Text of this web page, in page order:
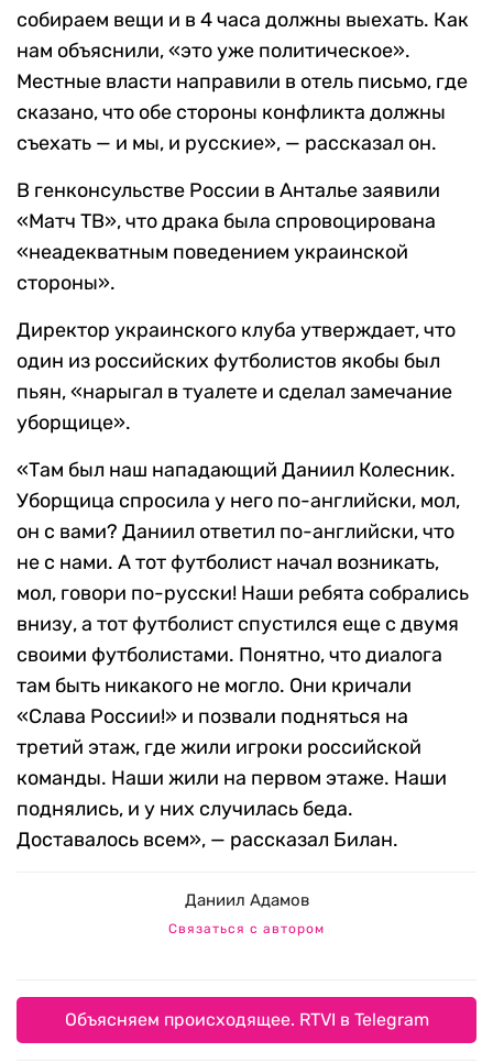
собираем вещи и в 4 часа должны выехать. Как
нам объяснили, «это уже политическое».
Местные власти направили в отель письмо, где
сказано, что обе стороны конфликта должны
съехать — и мы, и русские», — рассказал он.
В генконсульстве России в Анталье заявили
«Матч ТВ», что драка была спровоцирована
«неадекватным поведением украинской
стороны».
Директор украинского клуба утверждает, что
один из российских футболистов якобы был
пьян, «нарыгал в туалете и сделал замечание
уборщице».
«Там был наш нападающий Даниил Колесник.
Уборщица спросила у него по-английски, мол,
он с вами? Даниил ответил по-английски, что
не с нами. А тот футболист начал возникать,
мол, говори по-русски! Наши ребята собрались
внизу, а тот футболист спустился еще с двумя
своими футболистами. Понятно, что диалога
там быть никакого не могло. Они кричали
«Слава России!» и позвали подняться на
третий этаж, где жили игроки российской
команды. Наши жили на первом этаже. Наши
поднялись, и у них случилась беда.
Доставалось всем», — рассказал Билан.
Даниил Адамов
Связаться с автором
Объясняем происходящее. RTVI в Telegram